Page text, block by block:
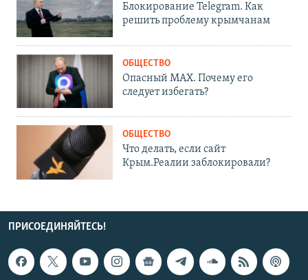
Блокирование Telegram. Как
решить проблему крымчанам
ОБЩЕСТВО
Опасный MAX. Почему его
следует избегать?
ОБЩЕСТВО
Что делать, если сайт
Крым.Реалии заблокировали?
ПРИСОЕДИНЯЙТЕСЬ!